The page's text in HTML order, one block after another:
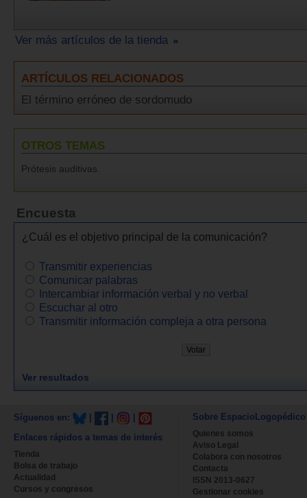
Ver más artículos de la tienda
ARTÍCULOS RELACIONADOS
El término erróneo de sordomudo
OTROS TEMAS
Prótesis auditivas.
Encuesta
¿Cuál es el objetivo principal de la comunicación?
Transmitir experiencias
Comunicar palabras
Intercambiar información verbal y no verbal
Escuchar al otro
Transmitir información compleja a otra persona
Ver resultados
Síguenos en:
Enlaces rápidos a temas de interés
Tienda
Bolsa de trabajo
Actualidad
Cursos y congresos
Sobre EspacioLogopédico
Quienes somos
Aviso Legal
Colabora con nosotros
Contacta
ISSN 2013-0627
Gestionar cookies